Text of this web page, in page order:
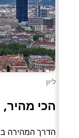
ליון
הכי מהיר,
הדרך המהירה